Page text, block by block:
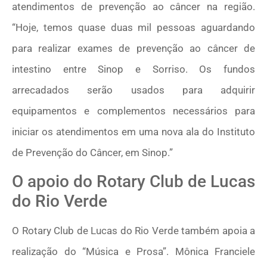
atendimentos de prevenção ao câncer na região.
“Hoje, temos quase duas mil pessoas aguardando
para realizar exames de prevenção ao câncer de
intestino entre Sinop e Sorriso. Os fundos
arrecadados serão usados para adquirir
equipamentos e complementos necessários para
iniciar os atendimentos em uma nova ala do Instituto
de Prevenção do Câncer, em Sinop.”
O apoio do Rotary Club de Lucas
do Rio Verde
O Rotary Club de Lucas do Rio Verde também apoia a
realização do “Música e Prosa”. Mônica Franciele